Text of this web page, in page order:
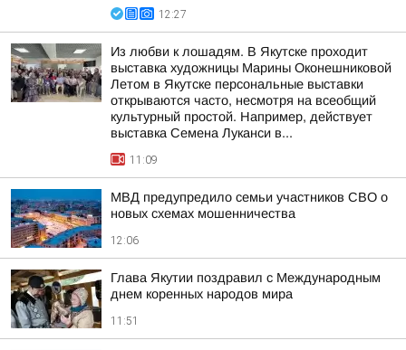
12:27
Из любви к лошадям. В Якутске проходит
выставка художницы Марины Оконешниковой
Летом в Якутске персональные выставки
открываются часто, несмотря на всеобщий
культурный простой. Например, действует
выставка Семена Луканси в...
11:09
МВД предупредило семьи участников СВО о
новых схемах мошенничества
12:06
Глава Якутии поздравил с Международным
днем коренных народов мира
11:51